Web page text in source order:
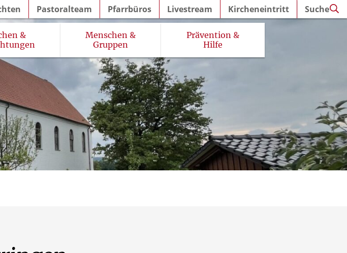
&
Menschen &
Gruppen
Prävention &
Hilfe
Pastoralteam Pfarrbüros Livestream Kircheneintritt Suche